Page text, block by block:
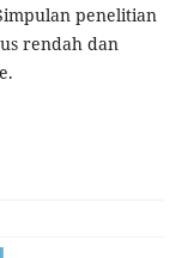
penelitian
rendah dan